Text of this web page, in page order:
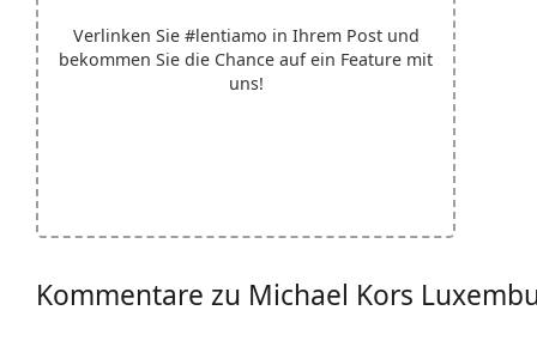
Verlinken Sie #lentiamo in Ihrem Post und
bekommen Sie die Chance auf ein Feature mit
uns!
Kommentare zu Michael Kors